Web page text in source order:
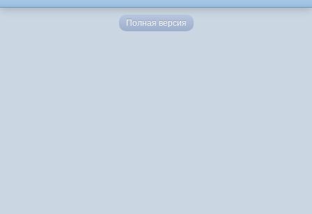
Полная версия